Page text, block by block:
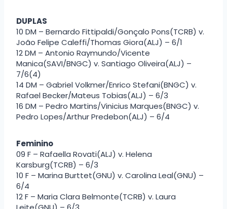
DUPLAS
10 DM – Bernardo Fittipaldi/Gonçalo Pons(TCRB) v.
João Felipe Caleffi/Thomas Giora(ALJ) – 6/1
12 DM – Antonio Raymundo/Vicente
Manica(SAVI/BNGC) v. Santiago Oliveira(ALJ) –
7/6(4)
14 DM – Gabriel Volkmer/Enrico Stefani(BNGC) v.
Rafael Becker/Mateus Tobias(ALJ) – 6/3
16 DM – Pedro Martins/Vinicius Marques(BNGC) v.
Pedro Lopes/Arthur Predebon(ALJ) – 6/4
Feminino
09 F – Rafaella Rovati(ALJ) v. Helena
Karsburg(TCRB) – 6/3
10 F – Marina Burttet(GNU) v. Carolina Leal(GNU) –
6/4
12 F – Maria Clara Belmonte(TCRB) v. Laura